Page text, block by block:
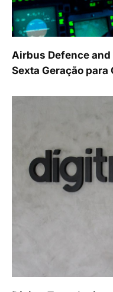
Airbus Defence and
Sexta Geração para